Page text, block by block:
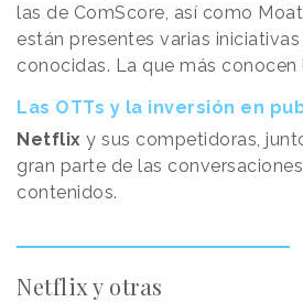
las de ComScore, así como
están presentes varias
conocidas. La que más
Las OTTs y la inversión en
Netflix y sus competidoras,
gran parte de las
contenidos.
Netflix y otras